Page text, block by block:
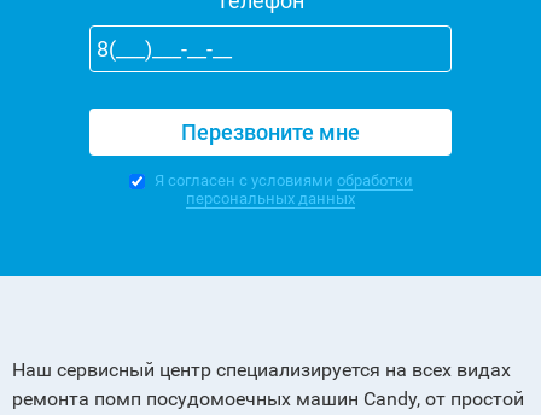
Я согласен с условиями обработки
персональных данных
Наш сервисный центр специализируется на всех видах
ремонта помп посудомоечных машин Сandy, от простой